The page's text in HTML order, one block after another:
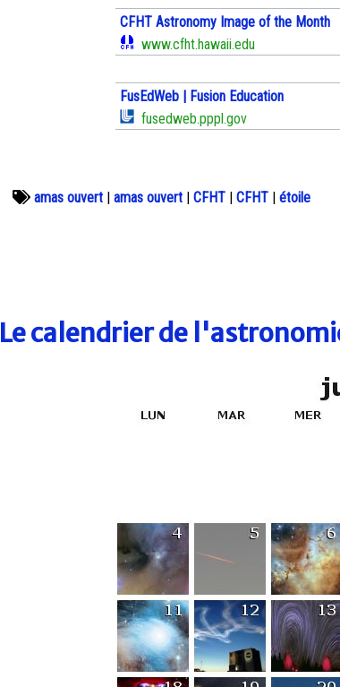
CFHT Astronomy Image of the Month
www.cfht.hawaii.edu
FusEdWeb | Fusion Education
fusedweb.pppl.gov
amas ouvert amas ouvert CFHT CFHT étoile
Le calendrier de